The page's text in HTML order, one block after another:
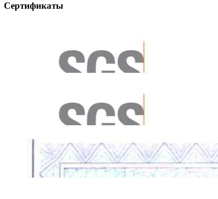
Сертификаты